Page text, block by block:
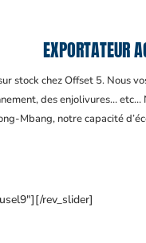
EXPORTATEUR
stock chez Offset 5. Nous
des enjolivures…
Mbang, notre capacité
rev_slider]